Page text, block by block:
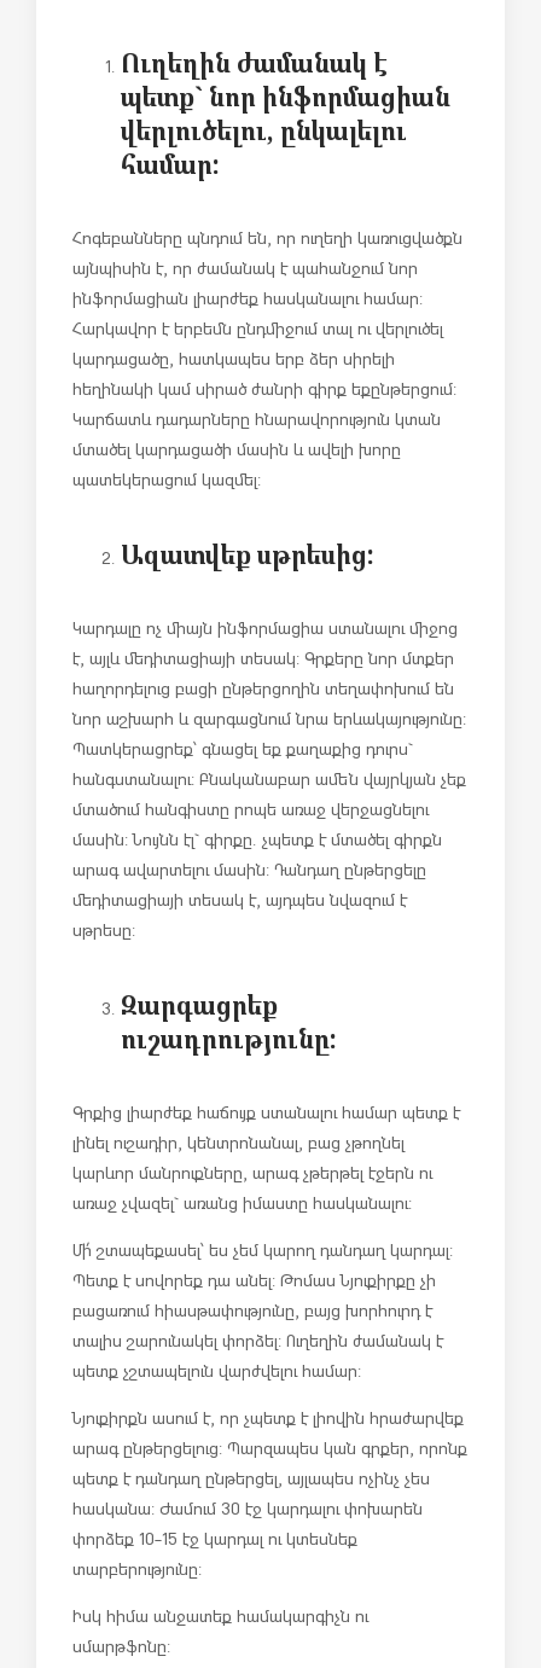
Ուղեղին ժամանակ է
պետք` նոր ինֆորմացիան
վերլուծելու, ընկալելու
համար:
Հոգեբանները պնդում են, որ ուղեղի կառուցվածքն
այնպիսին է, որ ժամանակ է պահանջում նոր
ինֆորմացիան լիարժեք հասկանալու համար:
Հարկավոր է երբեմն ընդմիջում տալ ու վերլուծել
կարդացածը, հատկապես երբ ձեր սիրելի
հեղինակի կամ սիրած ժանրի գիրք եքընթերցում:
Կարճատև դադարները հնարավորություն կտան
մտածել կարդացածի մասին և ավելի խորը
պատեկերացում կազմել:
Ազատվեք սթրեսից:
Կարդալը ոչ միայն ինֆորմացիա ստանալու միջոց
է, այլև մեդիտացիայի տեսակ: Գրքերը նոր մտքեր
հաղորդելուց բացի ընթերցողին տեղափոխում են
նոր աշխարհ և զարգացնում նրա երևակայությունը:
Պատկերացրեք՝ գնացել եք քաղաքից դուրս`
հանգստանալու: Բնականաբար ամեն վայրկյան չեք
մտածում հանգիստը րոպե առաջ վերջացնելու
մասին: Նույնն էլ` գիրքը. չպետք է մտածել գիրքն
արագ ավարտելու մասին: Դանդաղ ընթերցելը
մեդիտացիայի տեսակ է, այդպես նվազում է
սթրեսը:
Զարգացրեք
ուշադրությունը:
Գրքից լիարժեք հաճույք ստանալու համար պետք է
լինել ուշադիր, կենտրոնանալ, բաց չթողնել
կարևոր մանրուքները, արագ չթերթել էջերն ու
առաջ չվազել` առանց իմաստը հասկանալու:
Մի՛ շտապեք ասել՝ ես չեմ կարող դանդաղ կարդալ:
Պետք է սովորեք դա անել: Թոմաս Նյուքիրքը չի
բացառում հիասթափությունը, բայց խորհուրդ է
տալիս շարունակել փորձել: Ուղեղին ժամանակ է
պետք չշտապելուն վարժվելու համար:
Նյուքիրքն ասում է, որ չպետք է լիովին հրաժարվեք
արագ ընթերցելուց: Պարզապես կան գրքեր, որոնք
պետք է դանդաղ ընթերցել, այլապես ոչինչ չես
հասկանա: Ժամում 30 էջ կարդալու փոխարեն
փորձեք 10-15 էջ կարդալ ու կտեսնեք
տարբերությունը:
Իսկ հիմա անջատեք համակարգիչն ու
սմարթֆոնը: